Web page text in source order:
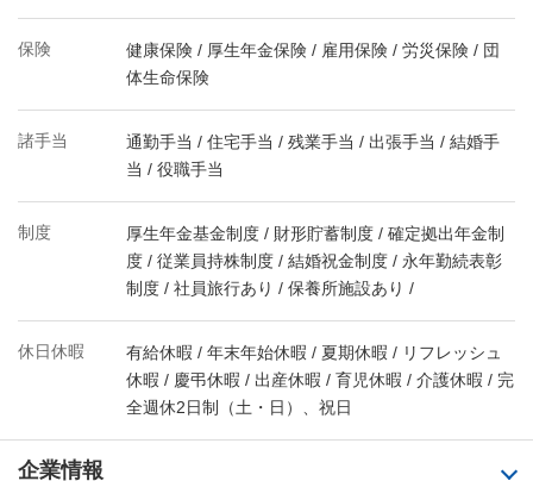
保険
健康保険 / 厚生年金保険 / 雇用保険 / 労災保険 / 団
体生命保険
諸手当
通勤手当 / 住宅手当 / 残業手当 / 出張手当 / 結婚手
当 / 役職手当
制度
厚生年金基金制度 / 財形貯蓄制度 / 確定拠出年金制
度 / 従業員持株制度 / 結婚祝金制度 / 永年勤続表彰
制度 / 社員旅行あり / 保養所施設あり /
休日休暇
有給休暇 / 年末年始休暇 / 夏期休暇 / リフレッシュ
休暇 / 慶弔休暇 / 出産休暇 / 育児休暇 / 介護休暇 / 完
全週休2日制（土・日）、祝日
企業情報